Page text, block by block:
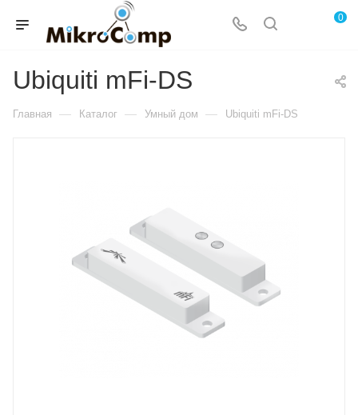
0
Ubiquiti mFi-DS
Главная — Каталог — Умный дом — Ubiquiti mFi-DS